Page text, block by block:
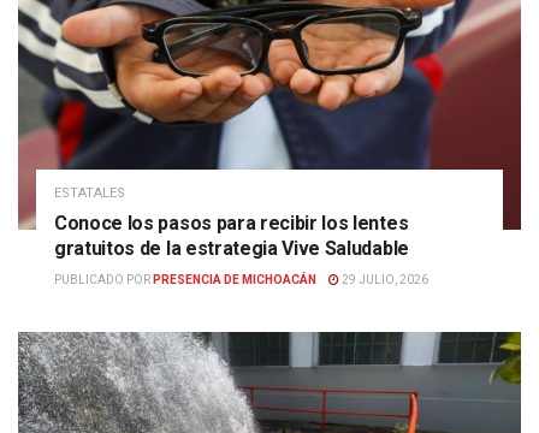
ESTATALES
Conoce los pasos para recibir los lentes
gratuitos de la estrategia Vive Saludable
PUBLICADO POR PRESENCIA DE MICHOACÁN 29 JULIO, 2026